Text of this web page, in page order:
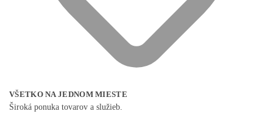
VŠETKO NA JEDNOM MIESTE
Široká ponuka tovarov a služieb.